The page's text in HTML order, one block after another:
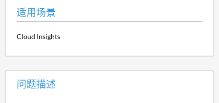
适用场景
Cloud Insights
问题描述